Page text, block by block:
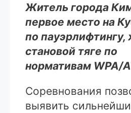
Житель города
первое место на
по
становой тяге по
нормативам WPA/
Соревнования
выявить